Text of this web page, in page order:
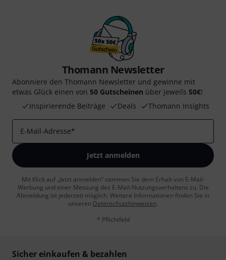
Thomann Newsletter
Abonniere den Thomann Newsletter und gewinne mit
etwas Glück einen von 50 Gutscheinen über jeweils 50€!
Inspirierende Beiträge
Deals Thomann Insights
E-Mail-Adresse*
Jetzt anmelden
Mit Klick auf „Jetzt anmelden“ stimmen Sie dem Erhalt von E-Mail-
Werbung und einer Messung des E-Mail-Nutzungsverhaltens zu. Die
Abmeldung ist jederzeit möglich. Weitere Informationen finden Sie in
unseren Datenschutzhinweisen.
* Pflichtfeld
Sicher einkaufen & bezahlen